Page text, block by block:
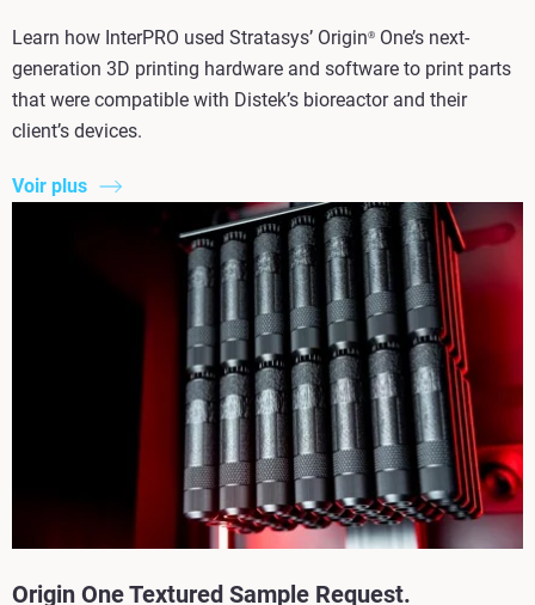
Learn how InterPRO used Stratasys’ Origin® One’s next-
generation 3D printing hardware and software to print parts
that were compatible with Distek’s bioreactor and their
client’s devices.
Voir plus
Origin One Textured Sample Request.